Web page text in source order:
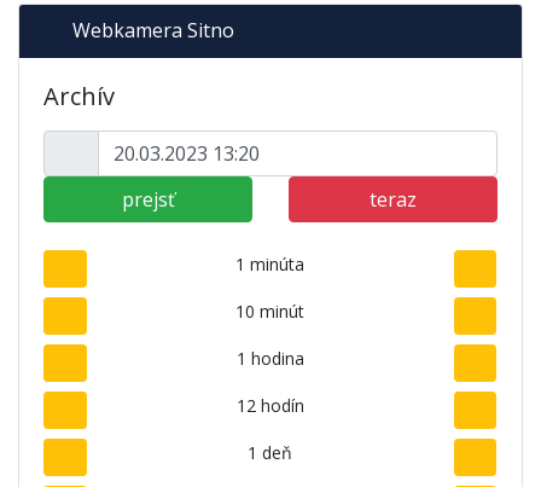
Webkamera Sitno
Archív
prejsť teraz
1 minúta
10 minút
1 hodina
12 hodín
1 deň